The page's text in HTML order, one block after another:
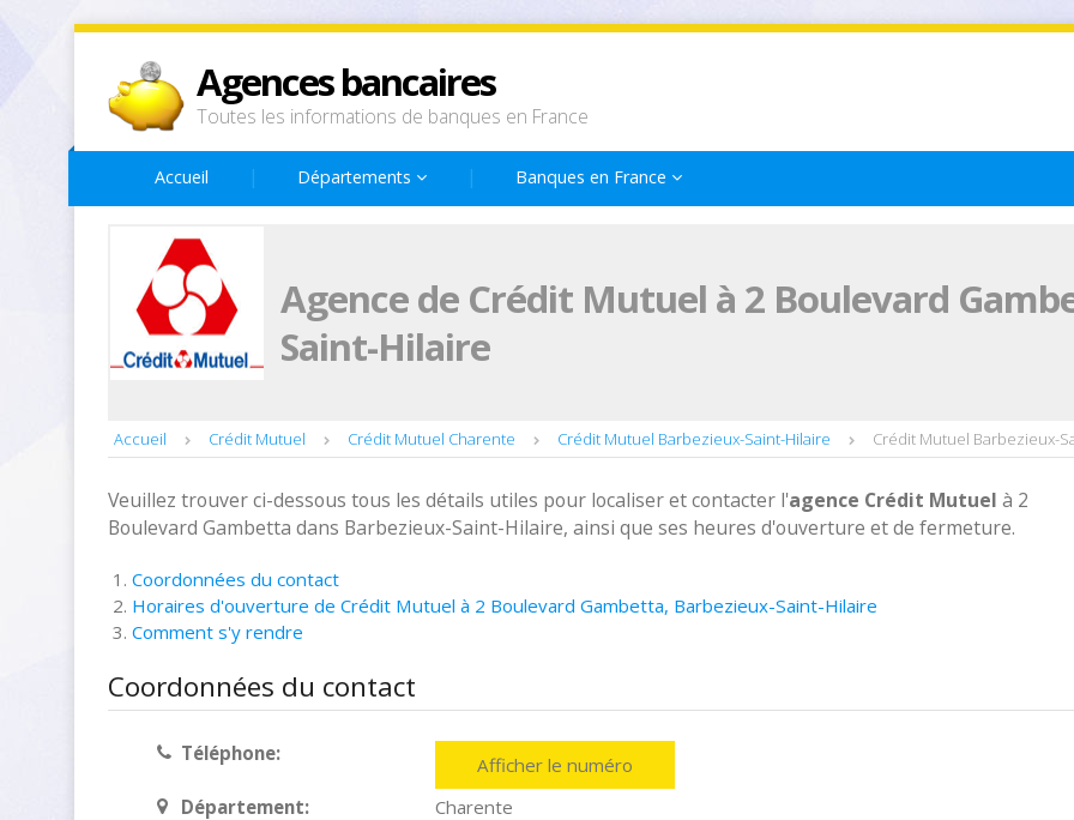
Agences bancaires
Toutes les informations de banques en France
Accueil Départements Banques en France
Agence de Crédit Mutuel à 2 Boulevard
Saint-Hilaire
Accueil Crédit Mutuel Crédit Mutuel Charente Crédit Mutuel Barbezieux-Saint-Hilaire Crédit Mutuel Barbezieux-
Veuillez trouver ci-dessous tous les détails utiles pour localiser et contacter l'agence Crédit Mutuel à 2
Boulevard Gambetta dans Barbezieux-Saint-Hilaire, ainsi que ses heures d'ouverture et de fermeture.
Coordonnées du contact
Horaires d'ouverture de Crédit Mutuel à 2 Boulevard Gambetta, Barbezieux-Saint-Hilaire
Comment s'y rendre
Coordonnées du contact
Téléphone:
Afficher le numéro
Département:
Charente